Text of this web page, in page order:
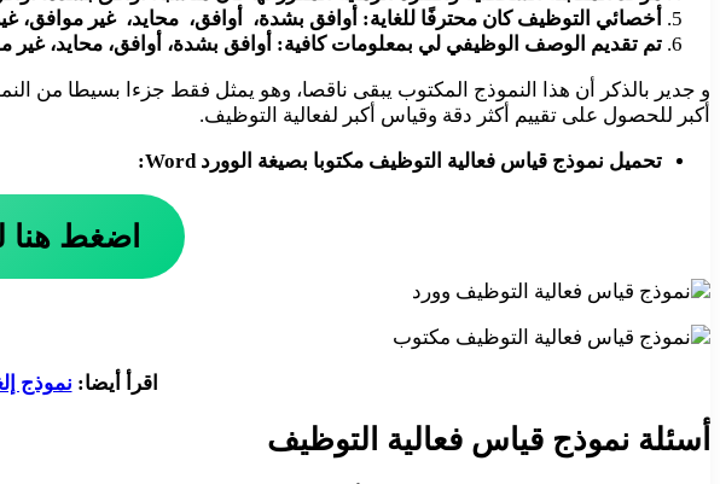
أخصائي التوظيف كان محترفًا للغاية: أوافق بشدة، أوافق، محايد، غير موافق،
تم تقديم الوصف الوظيفي لي بمعلومات كافية: أوافق بشدة، أوافق، محايد،
و جدير بالذكر أن هذا النموذج المكتوب يبقى ناقصا، وهو يمثل فقط جزءا بسيطا من
أكبر للحصول على تقييم أكثر دقة وقياس أكبر لفعالية التوظيف.
تحميل نموذج قياس فعالية التوظيف مكتوبا بصيغة الوورد Word:
اضغط هنا
اقرأ أيضا: نموذج
أسئلة نموذج قياس فعالية التوظيف